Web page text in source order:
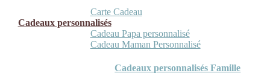
Carte Cadeau
Cadeaux personnalisés
Cadeau Papa personnalisé
Cadeau Maman Personnalisé
Cadeaux personnalisés Famille